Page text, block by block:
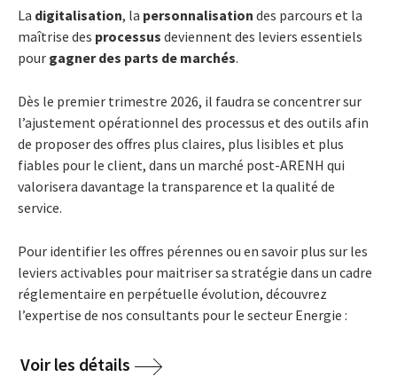
La digitalisation, la personnalisation des parcours et la
maîtrise des processus deviennent des leviers essentiels
pour gagner des parts de marchés.
Dès le premier trimestre 2026, il faudra se concentrer sur
l’ajustement opérationnel des processus et des outils afin
de proposer des offres plus claires, plus lisibles et plus
fiables pour le client, dans un marché post-ARENH qui
valorisera davantage la transparence et la qualité de
service.
Pour identifier les offres pérennes ou en savoir plus sur les
leviers activables pour maitriser sa stratégie dans un cadre
réglementaire en perpétuelle évolution, découvrez
l’expertise de nos consultants pour le secteur Energie :
Voir les détails